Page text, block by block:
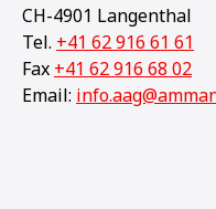
CH-4901 Langenthal
Tel. +41 62 916 61 61
Fax +41 62 916 68 02
Email: